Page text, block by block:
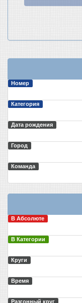
Номер
Категория
Дата рождения
Город
Команда
В Абсолюте
В Категории
Круги
Время
Разгонный круг